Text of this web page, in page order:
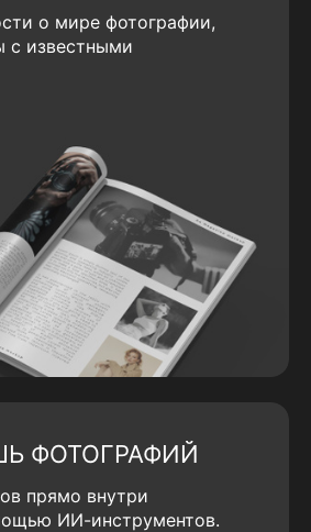
о мире фотографии,
с известными
ФОТОГРАФИЙ
прямо внутри
ИИ-инструментов.